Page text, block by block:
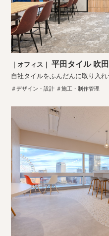
｜オフィス｜ 平田タイル 吹
自社タイルをふんだんに取り入
＃デザイン・設計 ＃施工・制作管理